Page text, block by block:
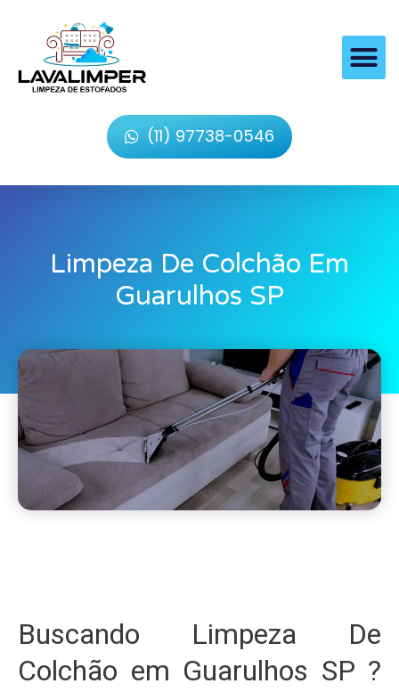
(11) 97738-0546
Limpeza De Colchão Em
Guarulhos SP
Buscando Limpeza De
Colchão em Guarulhos SP ?